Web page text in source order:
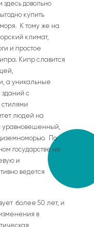
здесь довольно
купить
К тому же на
климат,
и простое
. Кипр славится
а уникальные
зданий с
людей на
уравновешенный,
По
государстве на
и
ведется
более 50 лет, и
в